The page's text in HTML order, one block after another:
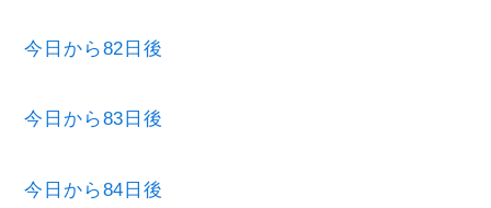
今日から82日後
今日から83日後
今日から84日後